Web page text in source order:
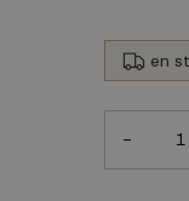
en
-